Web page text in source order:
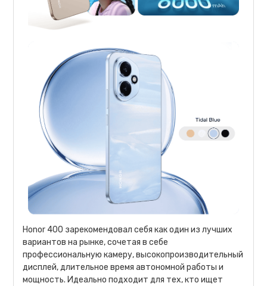
Honor 400 зарекомендовал себя как один из лучших
вариантов на рынке, сочетая в себе
профессиональную камеру, высокопроизводительный
дисплей, длительное время автономной работы и
мощность. Идеально подходит для тех, кто ищет